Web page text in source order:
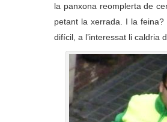
la panxona reomplerta de
petant la xerrada. I la
difícil, a l’interessat li caldria